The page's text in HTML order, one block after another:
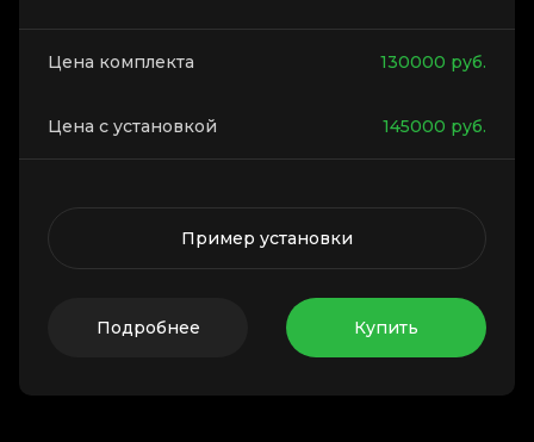
Цена комплекта 130000 руб.
Цена с установкой 145000 руб.
Пример установки
Подробнее Купить